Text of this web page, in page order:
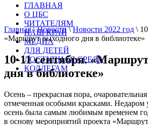
ГЛАВНАЯ
О ЦБС
ЧИТАТЕЛЯМ
НАШ КРАЙ
МЕДИА
ДЛЯ ДЕТЕЙ
ДОСТУПНАЯ СРЕДА
КОЛЛЕГАМ
Главная\Новости\Новости 2022 год \
«Маршрут выходного дня в библиотеке»
10-11 сентября.
дня в библиотеке»
Осень – прекрасная пора,
отмеченная особыми красками.
осень была самым любимым временем
в основу мероприятий проекта